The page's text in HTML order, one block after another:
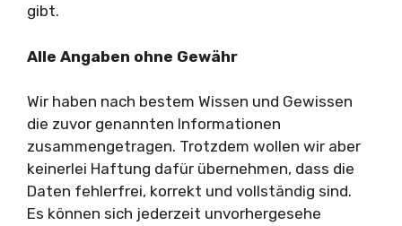
gibt.
Alle Angaben ohne Gewähr
Wir haben nach bestem Wissen und Gewissen
die zuvor genannten Informationen
zusammengetragen. Trotzdem wollen wir aber
keinerlei Haftung dafür übernehmen, dass die
Daten fehlerfrei, korrekt und vollständig sind.
Es können sich jederzeit unvorhergesehe